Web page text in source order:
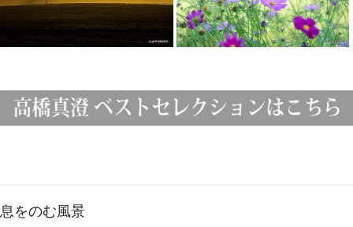
息をのむ風景